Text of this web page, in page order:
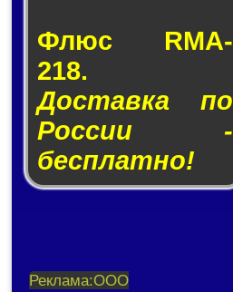
Флюс RMA-
218.
Доставка по
России -
бесплатно!